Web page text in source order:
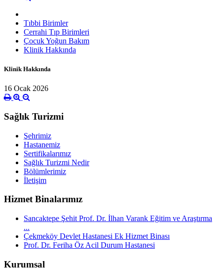
Tıbbi Birimler
Cerrahi Tıp Birimleri
Çocuk Yoğun Bakım
Klinik Hakkında
Klinik Hakkında
16 Ocak 2026
Sağlık Turizmi
Şehrimiz
Hastanemiz
Sertifikalarımız
Sağlık Turizmi Nedir
Bölümlerimiz
İletişim
Hizmet Binalarımız
Sancaktepe Şehit Prof. Dr. İlhan Varank Eğitim ve Araştırma
...
Çekmeköy Devlet Hastanesi Ek Hizmet Binası
Prof. Dr. Feriha Öz Acil Durum Hastanesi
Kurumsal